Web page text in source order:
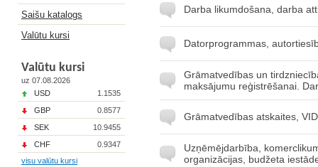
Saišu katalogs
Valūtu kursi
Valūtu kursi
uz 07.08.2026
USD
1.1535
GBP
0.8577
SEK
10.9455
CHF
0.9347
visu valūtu kursi
Darba likumdošana, darba
Datorprogrammas,
Grāmatvedības un
maksājumu reģistrēšanai.
Grāmatvedības atskaites,
Uzņēmējdarbība,
organizācijas, budžeta